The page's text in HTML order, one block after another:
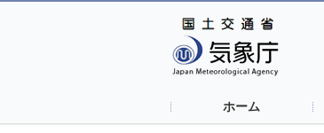
ホーム